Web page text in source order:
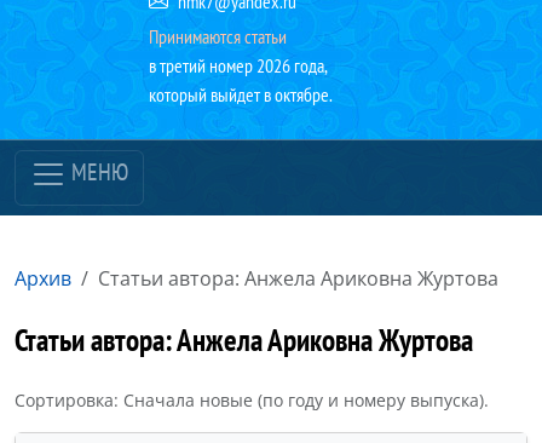
Принимаются статьи
в третий номер 2026 года,
который выйдет в октябре.
МЕНЮ
Архив Статьи автора: Анжела Ариковна Журтова
Статьи автора: Анжела Ариковна Журтова
Сортировка: Сначала новые (по году и номеру выпуска).